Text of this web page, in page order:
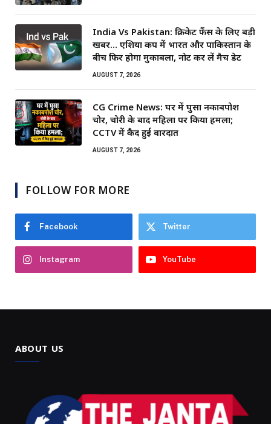
India Vs Pakistan: क्रिकेट फैंस के लिए बड़ी
खबर… एशिया कप में भारत और पाकिस्तान के
बीच फिर होगा मुकाबला, नोट कर लें मैच डेट
AUGUST 7, 2026
CG Crime News: घर में घुसा नकाबपोश
चोर, चोरी के बाद महिला पर किया हमला;
CCTV में कैद हुई वारदात
AUGUST 7, 2026
FOLLOW FOR MORE
Facebook Twitter
Instagram YouTube
ABOUT US